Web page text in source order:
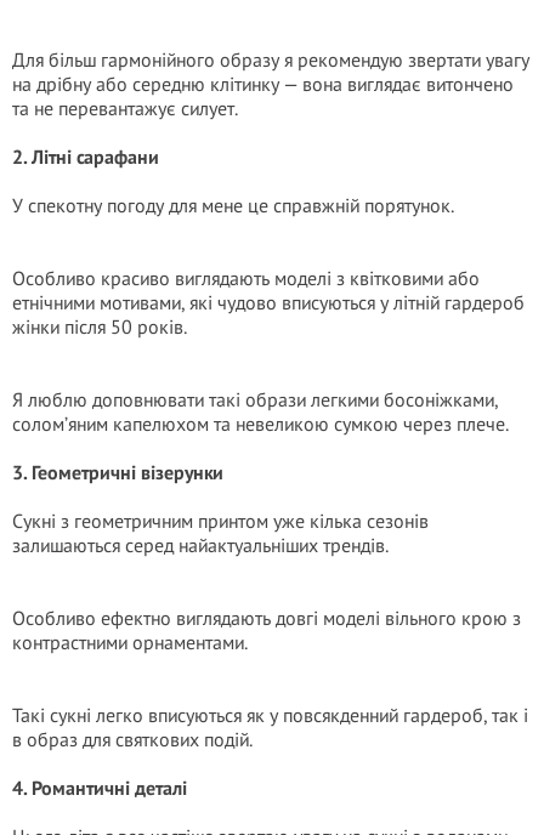
Для більш гармонійного образу я рекомендую звертати увагу
на дрібну або середню клітинку — вона виглядає витончено
та не перевантажує силует.
2. Літні сарафани
У спекотну погоду для мене це справжній порятунок.
Особливо красиво виглядають моделі з квітковими або
етнічними мотивами, які чудово вписуються у літній гардероб
жінки після 50 років.
Я люблю доповнювати такі образи легкими босоніжками,
солом’яним капелюхом та невеликою сумкою через плече.
3. Геометричні візерунки
Сукні з геометричним принтом уже кілька сезонів
залишаються серед найактуальніших трендів.
Особливо ефектно виглядають довгі моделі вільного крою з
контрастними орнаментами.
Такі сукні легко вписуються як у повсякденний гардероб, так і
в образ для святкових подій.
4. Романтичні деталі